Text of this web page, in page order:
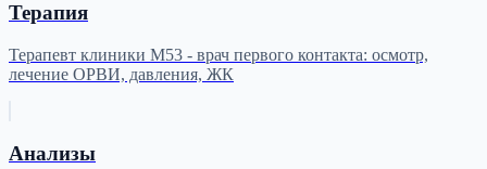
Терапия
Терапевт клиники М53 - врач первого контакта: осмотр,
лечение ОРВИ, давления, ЖК
Анализы